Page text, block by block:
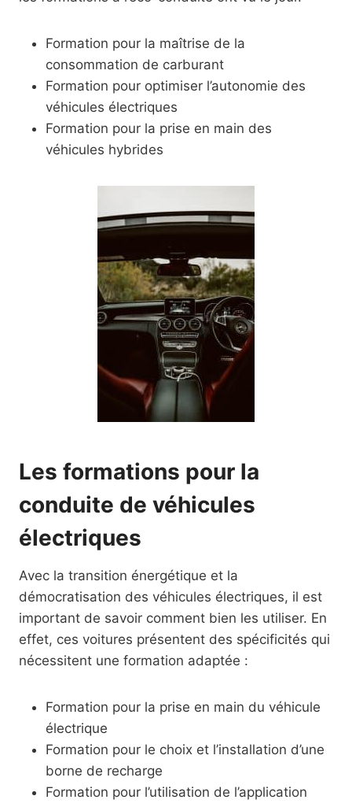
Formation pour la maîtrise de la
consommation de carburant
Formation pour optimiser l’autonomie des
véhicules électriques
Formation pour la prise en main des
véhicules hybrides
Les formations pour la
conduite de véhicules
électriques
Avec la transition énergétique et la
démocratisation des véhicules électriques, il est
important de savoir comment bien les utiliser. En
effet, ces voitures présentent des spécificités qui
nécessitent une formation adaptée :
Formation pour la prise en main du véhicule
électrique
Formation pour le choix et l’installation d’une
borne de recharge
Formation pour l’utilisation de l’application